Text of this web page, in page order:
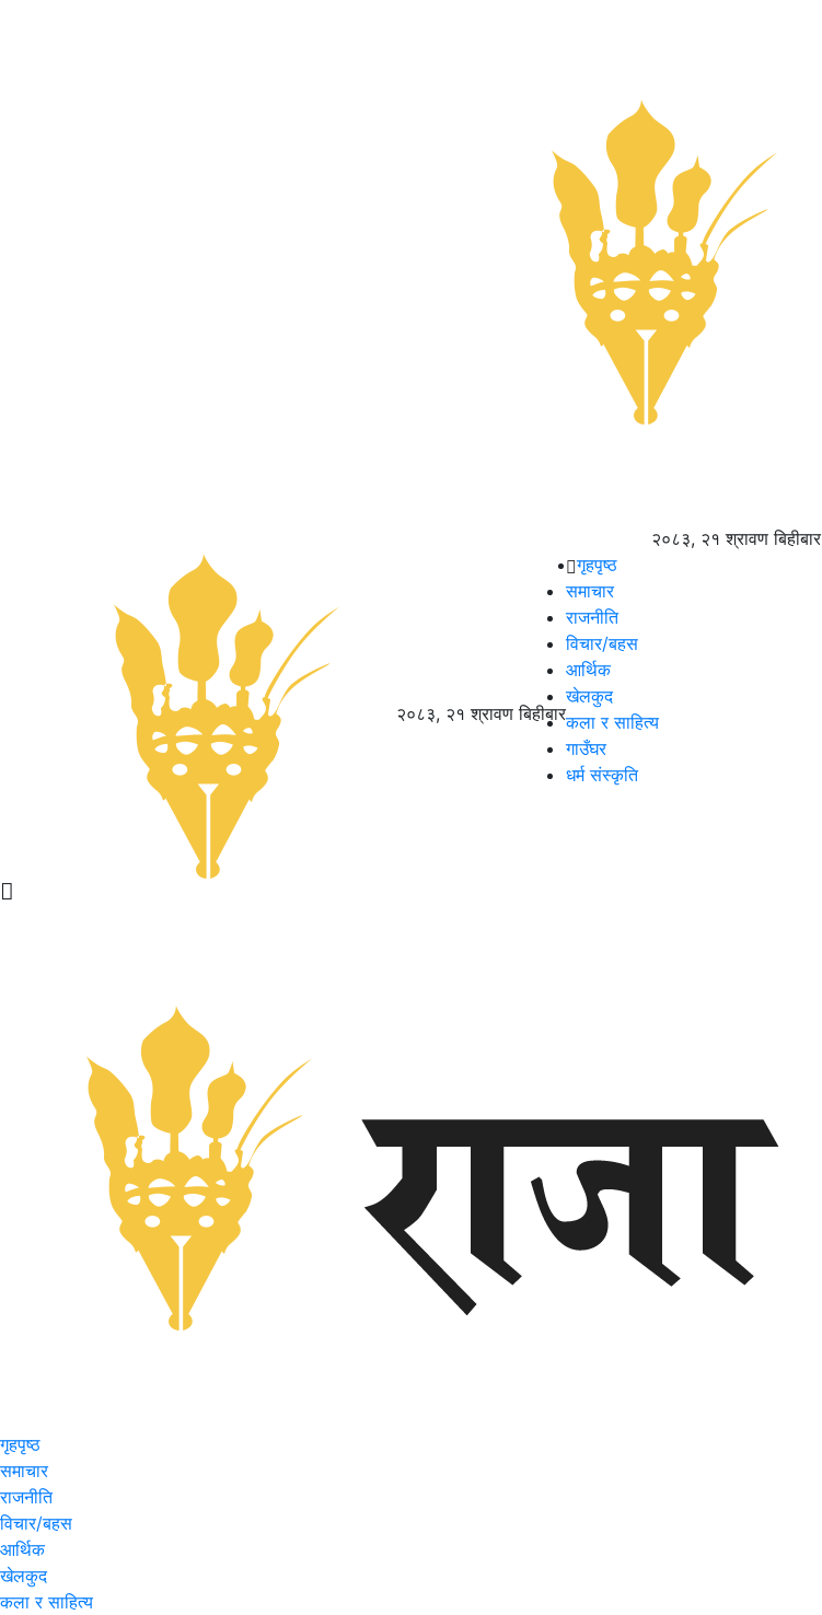
२०८३, २१ श्रावण बिहीबार
२०८३, २१ श्रावण बिहीबार
गृहपृष्ठ
समाचार
राजनीति
विचार/बहस
आर्थिक
खेलकुद
कला र साहित्य
गाउँघर
धर्म संस्कृति
गृहपृष्ठ
समाचार
राजनीति
विचार/बहस
आर्थिक
खेलकुद
कला र साहित्य